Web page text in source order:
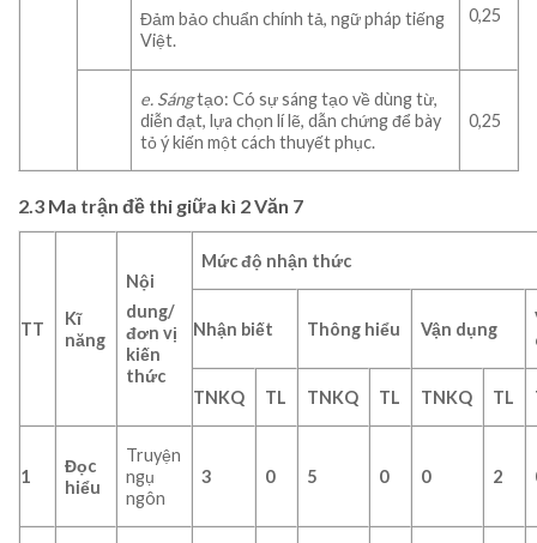
Đảm bảo chuẩn chính tả, ngữ pháp tiếng
Việt.
0,25
e. Sángtạo: Có sự sáng tạo về dùng từ,
diễn đạt, lựa chọn lí lẽ, dẫn chứng để bày
tỏ ý kiến một cách thuyết phục.
0,25
2.3 Ma trận đề thi giữa kì 2 Văn 7
TT
Kĩ
năng
Nội
dung/
đơn vị
kiến
thức
Mức độ nhận thức
Nhận biết Thông hiểu Vận dụng
TNKQ TL TNKQ TL TNKQ TL
1
Đọc
hiểu
Truyện
ngụ
ngôn
3 0 5 0 0 2